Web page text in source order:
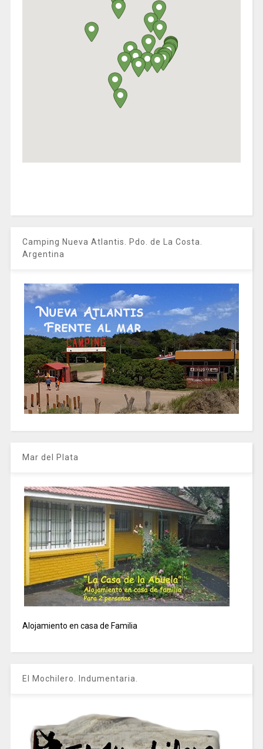
Camping Nueva Atlantis. Pdo. de La Costa.
Argentina
Mar del Plata
Alojamiento en casa de Familia
El Mochilero. Indumentaria.